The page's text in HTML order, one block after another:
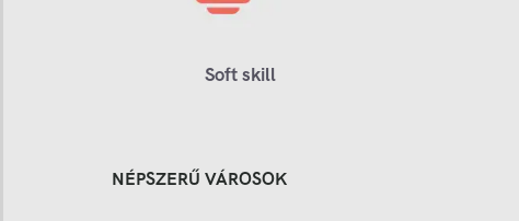
Soft skill
NÉPSZERŰ VÁROSOK